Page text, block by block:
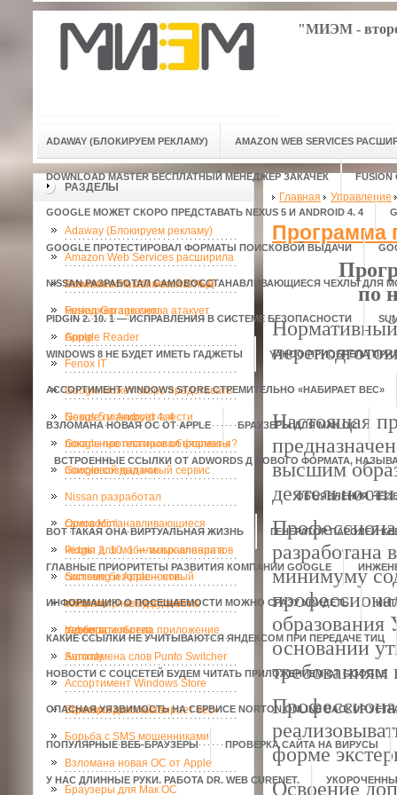
"МИЭМ -
ADAWAY (БЛОКИРУЕМ РЕКЛАМУ) AMAZON WEB SERVICES
DOWNLOAD MASTER БЕСПЛАТНЫЙ МЕНЕДЖЕР ЗАКАЧЕК
GOOGLE МОЖЕТ СКОРО ПРЕДСТАВАТЬ NEXUS 5 И ANDROID 4. 4
GOOGLE ПРОТЕСТИРОВАЛ ФОРМАТЫ ПОИСКОВОЙ ВЫДАЧИ
NISSAN РАЗРАБОТАЛ САМОВОССТАНАВЛИВАЮЩИЕСЯ ЧЕХЛЫ ДЛЯ
PIDGIN 2. 10. 1 — ИСПРАВЛЕНИЯ В СИСТЕМЕ БЕЗОПАСНОСТИ
WINDOWS 8 НЕ БУДЕТ ИМЕТЬ ГАДЖЕТЫ YAHOO ПРИОБРЕЛА
АССОРТИМЕНТ WINDOWS STORE СТРЕМИТЕЛЬНО «НАБИРАЕТ ВЕС»
ВЗЛОМАНА НОВАЯ ОС ОТ APPLE БРАУЗЕРЫ ДЛЯ МАК ОС
ВСТРОЕННЫЕ ССЫЛКИ ОТ ADWORDS Д НОВОГО ФОРМАТА,
ОБЪЯВЛЕНИЯ
ВОТ ТАКАЯ ОНА ВИРТУАЛЬНАЯ ЖИЗНЬ ГЕНЕРАТОР ПАРОЛЕЙ
ГЛАВНЫЕ ПРИОРИТЕТЫ РАЗВИТИЯ КОМПАНИИ GOOGLE
ИНФОРМАЦИЮ О ПОСЕЩАЕМОСТИ МОЖНО СРАЗУ УВИДЕТЬ
КАКИЕ ССЫЛКИ НЕ УЧИТЫВАЮТСЯ ЯНДЕКСОМ ПРИ ПЕРЕДАЧЕ ТИЦ
НОВОСТИ С СОЦСЕТЕЙ БУДЕМ ЧИТАТЬ ПРИЛОЖЕНИЕМ ОТ GOOGLE
ОПАСНАЯ УЯЗВИМОСТЬ НА СЕРВИСЕ NORTON ONLINE BACKUP
ПОПУЛЯРНЫЕ ВЕБ-БРАУЗЕРЫ ПРОВЕРКА САЙТА НА ВИРУСЫ
У НАС ДЛИННЫЕ РУКИ. РАБОТА DR. WEB CURENET.
РАЗДЕЛЫ
Adaway (Блокируем рекламу)
Amazon Web Services расширила
возможности облачной СУБД
Download Master бесплатный
менеджер закачек
Fusion Garage снова атакует
Apple
Google Reader
Fenox IT
Google может скоро представать
Nexus 5 и Android 4. 4
Google планирует ввести
локальные платные объявления?
Google протестировал форматы
поисковой выдачи
Google создал новый сервис
Nissan разработал
самовосстанавливающиеся
чехлы для мобильных аппаратов
Opera Mini
Pidgin 2. 10. 1 — исправления в
системе безопасности
Sumsung и Apple – новый
конфликт, новые судебные
разбирательства
Windows 8 не будет иметь
гаджеты
Yahoo приобрела приложение
Summly
Автозамена слов Punto Switcher
Ассортимент Windows Store
стремительно «набирает вес»
Баннеры для сайта
Борьба с SMS мошенниками
Взломана новая ОС от Apple
Браузеры для Мак ОС
Главная Управление
Программа
по
Настоящая
высшим
разработана
минимуму
образования
основании
требованиям
форме
Освоение